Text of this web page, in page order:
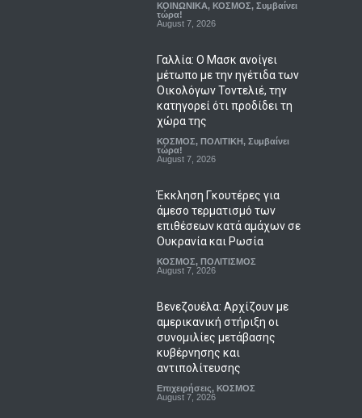
ΚΟΙΝΩΝΙΚΑ, ΚΟΣΜΟΣ, Συμβαίνει
τώρα!
August 7, 2026
Γαλλία: Ο Μασκ ανοίγει
μέτωπο με την ηγέτιδα των
Οικολόγων Τοντελιέ, την
κατηγορεί ότι προδίδει τη
χώρα της
ΚΟΣΜΟΣ, ΠΟΛΙΤΙΚΗ, Συμβαίνει
τώρα!
August 7, 2026
Έκκληση Γκουτέρες για
άμεσο τερματισμό των
επιθέσεων κατά αμάχων σε
Ουκρανία και Ρωσία
ΚΟΣΜΟΣ, ΠΟΛΙΤΙΣΜΟΣ
August 7, 2026
Βενεζουέλα: Αρχίζουν με
αμερικανική στήριξη οι
συνομιλίες μετάβασης
κυβέρνησης και
αντιπολίτευσης
Επιχειρήσεις, ΚΟΣΜΟΣ
August 7, 2026